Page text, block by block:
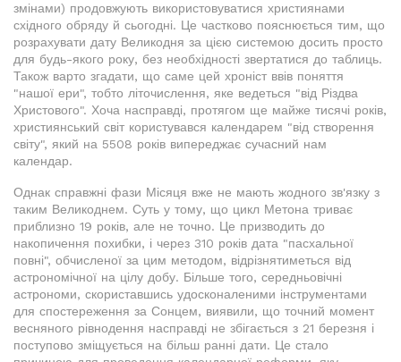
змінами) продовжують використовуватися християнами
східного обряду й сьогодні. Це частково пояснюється тим, що
розрахувати дату Великодня за цією системою досить просто
для будь-якого року, без необхідності звертатися до таблиць.
Також варто згадати, що саме цей хроніст ввів поняття
"нашої ери", тобто літочислення, яке ведеться "від Різдва
Христового". Хоча насправді, протягом ще майже тисячі років,
християнський світ користувався календарем "від створення
світу", який на 5508 років випереджає сучасний нам
календар.
Однак справжні фази Місяця вже не мають жодного зв'язку з
таким Великоднем. Суть у тому, що цикл Метона триває
приблизно 19 років, але не точно. Це призводить до
накопичення похибки, і через 310 років дата "пасхальної
повні", обчисленої за цим методом, відрізнятиметься від
астрономічної на цілу добу. Більше того, середньовічні
астрономи, скориставшись удосконаленими інструментами
для спостереження за Сонцем, виявили, що точний момент
весняного рівнодення насправді не збігається з 21 березня і
поступово зміщується на більш ранні дати. Це стало